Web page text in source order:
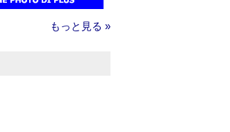
もっと見る »